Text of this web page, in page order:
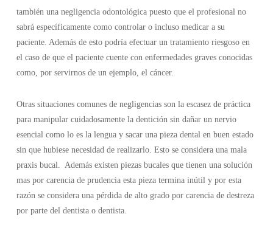
también una negligencia odontológica puesto que el profesional no
sabrá específicamente como controlar o incluso medicar a su
paciente. Además de esto podría efectuar un tratamiento riesgoso en
el caso de que el paciente cuente con enfermedades graves conocidas
como, por servirnos de un ejemplo, el cáncer.
Otras situaciones comunes de negligencias son la escasez de práctica
para manipular cuidadosamente la dentición sin dañar un nervio
esencial como lo es la lengua y sacar una pieza dental en buen estado
sin que hubiese necesidad de realizarlo. Esto se considera una mala
praxis bucal. Además existen piezas bucales que tienen una solución
mas por carencia de prudencia esta pieza termina inútil y por esta
razón se considera una pérdida de alto grado por carencia de destreza
por parte del dentista o dentista.